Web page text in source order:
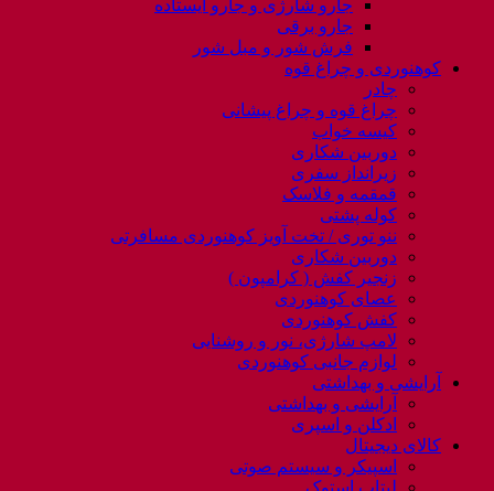
جارو شارژی و جارو ایستاده
جارو برقی
فرش شور و مبل شور
کوهنوردی و چراغ قوه
چادر
چراغ قوه و چراغ پیشانی
کیسه خواب
دوربین شکاری
زیرانداز سفری
قمقمه و فلاسک
کوله پشتی
ننو توری / تخت آویز کوهنوردی مسافرتی
دوربین شکاری
زنجیر کفش ( کرامپون )
عصای کوهنوردی
کفش کوهنوردی
لامپ شارژی، نور و روشنایی
لوازم جانبی کوهنوردی
آرایشی و بهداشتی
آرایشی و بهداشتی
ادکلن و اسپری
کالای دیجیتال
اسپیکر و سیستم صوتی
لپتاب استوک